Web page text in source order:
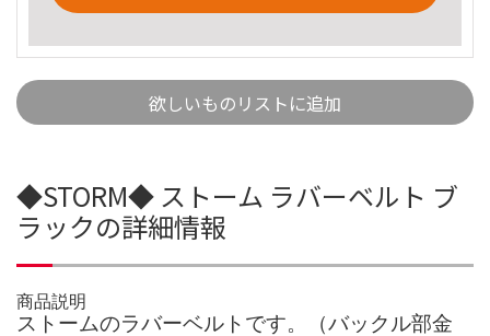
欲しいものリストに追加
◆STORM◆ ストーム ラバーベルト ブ
ラックの詳細情報
商品説明
ストームのラバーベルトです。（バックル部金